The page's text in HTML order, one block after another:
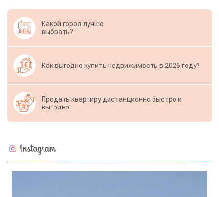
Какой город лучше
выбрать?
Как выгодно купить недвижимость в 2026 году?
Продать квартиру дистанционно быстро и
выгодно